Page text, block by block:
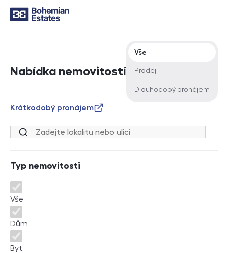
Nabídka nemovitostí
Typ nabídky
Vše
Prodej
Dlouhodobý pronájem
Krátkodobý pronájem
Lokalita nebo ulice
Typ nemovitosti
Typ nemovitosti
Vše
Dům
Byt